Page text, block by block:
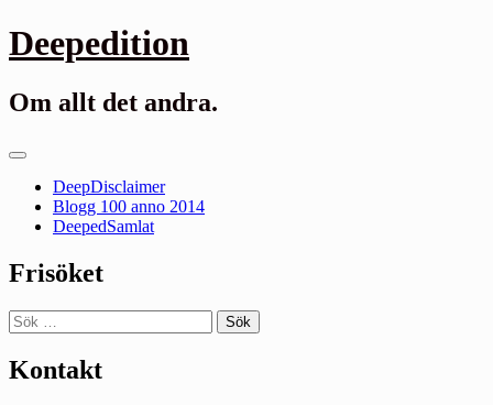
Gå
till
Deepedition
Om allt det andra.
Primär
DeepDisclaimer
Blogg 100 anno 2014
DeepedSamlat
Frisöket
Sök
efter:
Kontakt